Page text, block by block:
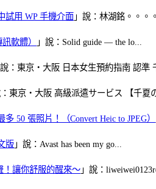
試用 WP 手機介面 」說：林湖銘。。。
軟體） 」說：Solid guide — the lo...
說：東京・大阪 日本女生預約指南 認準
：東京・大阪 高級派遣サービス 【千夏
50 張照片！（Convert Heic to JPEG）
版 」說：Avast has been my go...
！讓你舒服的醒來～ 」說：